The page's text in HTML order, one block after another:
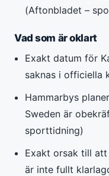
(Aftonbladet –
Vad som är oklart
Exakt datum för
saknas i officiella
Hammarbys
Sweden är
sporttidning)
Exakt orsak till
är inte fullt